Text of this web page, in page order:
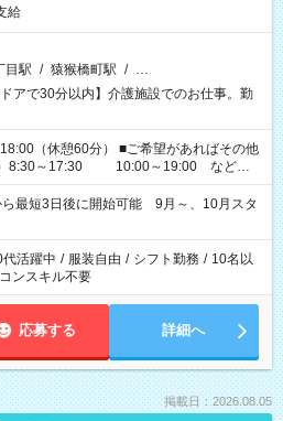
給
目駅 / 猿猴橋町駅 / …
ドアで30分以内】介護施設でのお仕事。勤
分） ■ご希望があればその他
）8:30～17:30 10:00～19:00 など
せたい」 「できれば残業はしたくない」
沿ったお仕事をご紹介します！ ※Wワ
のお仕事で希望する勤務時間と、もう1つ
合計で週40時間を超える場合は応募でき
最短3日後に開始可能 9月～、10月スタ
活躍中 / 服装自由 / シフト勤務 / 10名以
ンスキル不要
応募する 詳細へ
掲載日：2026.08.05